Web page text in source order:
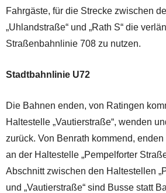
Fahrgäste, für die Strecke zwischen
„Uhlandstraße“ und „Rath S“ die
Straßenbahnlinie 708 zu nutzen.
Stadtbahnlinie U72
Die Bahnen enden, von Ratingen
Haltestelle „Vautierstraße“, wenden
zurück. Von Benrath kommend,
an der Haltestelle „Pempelforter
Abschnitt zwischen den Haltestellen
und „Vautierstraße“ sind Busse statt